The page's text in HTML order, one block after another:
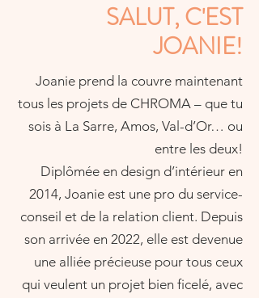
SALUT, C'EST
JOANIE!
Joanie prend la couvre maintenant
tous les projets de CHROMA – que tu
sois à La Sarre, Amos, Val-d’Or… ou
entre les deux!
Diplômée en design d’intérieur en
2014, Joanie est une pro du service-
conseil et de la relation client. Depuis
son arrivée en 2022, elle est devenue
une alliée précieuse pour tous ceux
qui veulent un projet bien ficelé, avec